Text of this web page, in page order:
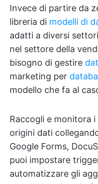
Invece di partire da
libreria di modelli di
adatti a diversi
nel settore della
bisogno di gestire
marketing per
modello che fa al
Raccogli e monitora
origini dati
Google Forms,
puoi impostare
automatizzare gli